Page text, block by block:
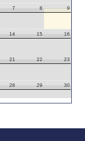
7 8 9
14 15 16
21 22 23
28 29 30